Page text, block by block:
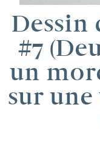
Dessin
#7
un
sur